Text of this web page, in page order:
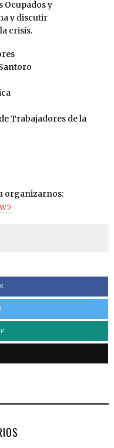
Ocupados y
y discutir
crisis.
Trabajadores de la
organizarnos: